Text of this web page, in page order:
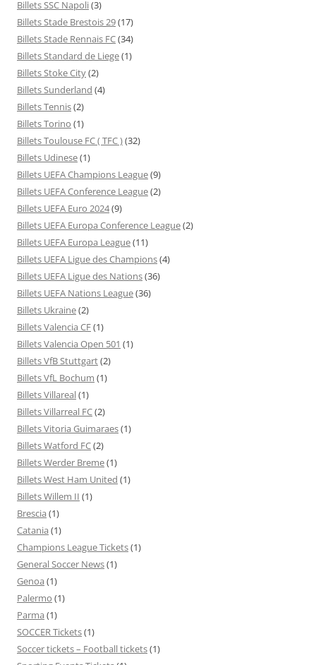
Billets SSC Napoli(3)
Billets Stade Brestois 29(17)
Billets Stade Rennais FC(34)
Billets Standard de Liege(1)
Billets Stoke City(2)
Billets Sunderland (4)
Billets Tennis(2)
Billets Torino (1)
Billets Toulouse FC ( TFC )(32)
Billets Udinese(1)
Billets UEFA Champions League(9)
Billets UEFA Conference League(2)
Billets UEFA Euro 2024(9)
Billets UEFA Europa Conference League(2)
Billets UEFA Europa League(11)
Billets UEFA Ligue des Champions(4)
Billets UEFA Ligue des Nations(36)
Billets UEFA Nations League(36)
Billets Ukraine(2)
Billets Valencia CF(1)
Billets Valencia Open 501 (1)
Billets VfB Stuttgart(2)
Billets VfL Bochum (1)
Billets Villareal(1)
Billets Villarreal FC(2)
Billets Vitoria Guimaraes(1)
Billets Watford FC(2)
Billets Werder Breme(1)
Billets West Ham United (1)
Billets Willem II (1)
Brescia (1)
Catania (1)
Champions League Tickets(1)
General Soccer News(1)
Genoa (1)
Palermo (1)
Parma (1)
SOCCER Tickets(1)
Soccer tickets – Football tickets(1)